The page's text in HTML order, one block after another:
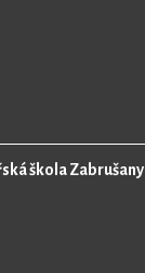
škola Zabrušany